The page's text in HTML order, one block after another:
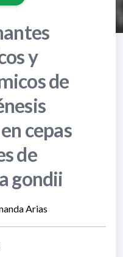
y
de
cepas
de
gondii
Arias